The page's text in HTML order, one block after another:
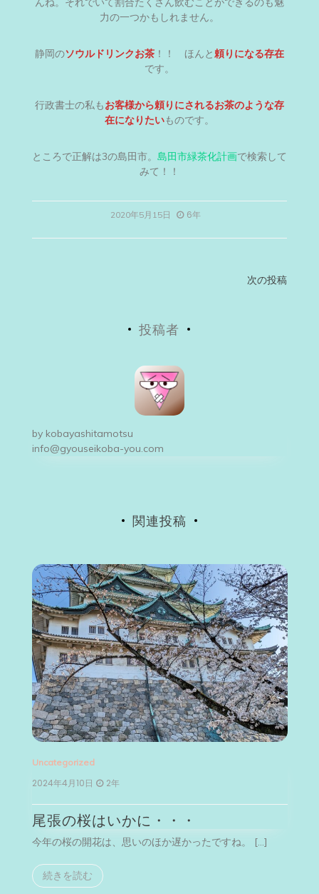
力の一つかもしれません。
静岡のソウルドリンクお茶！！ ほんと頼りになる存在
です。
行政書士の私もお客様から頼りにされるお茶のような存
在になりたいものです。
ところで正解は3の島田市。 島田市緑茶化計画で検索して
みて！！
2020年5月15日 6年
シ
次の投稿
投稿者
by kobayashitamotsu
info@gyouseikoba-you.com
関連投稿
Uncategorized
2024年4月10日 2年
尾張の桜はいかに・・・
今年の桜の開花は、思いのほか遅かったですね。 […]
続きを読む